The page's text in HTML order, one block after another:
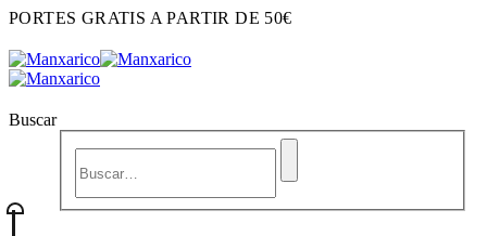
PORTES GRATIS A PARTIR DE 50€
Buscar